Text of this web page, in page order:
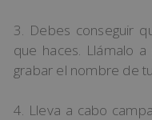
3. Debes conseguir
que haces. Llámalo
grabar el nombre de
4. Lleva a cabo